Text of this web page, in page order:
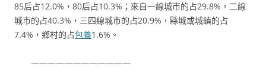
85后占12.0%，80后占10.3%；來自一線城市的占29.8%，二線
城市的占40.3%，三四線城市的占20.9%，縣城或城鎮的占
7.4%，鄉村的占包養1.6%。
————————————